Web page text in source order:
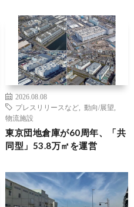
2026.08.08
プレスリリースなど
動向/展望
物流施設
東京団地倉庫が60周年、「共
同型」53.8万㎡を運営